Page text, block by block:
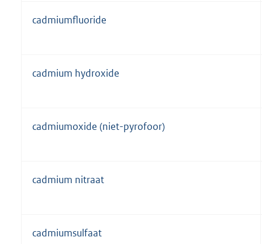
cadmiumfluoride
cadmium hydroxide
cadmiumoxide (niet-pyrofoor)
cadmium nitraat
cadmiumsulfaat